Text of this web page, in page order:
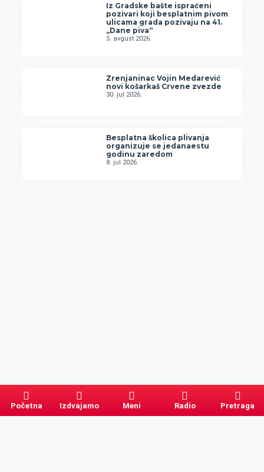
Iz Gradske bašte ispraćeni
pozivari koji besplatnim pivom
ulicama grada pozivaju na 41.
„Dane piva“
5. avgust 2026.
Zrenjaninac Vojin Medarević
novi košarkaš Crvene zvezde
30. jul 2026.
Besplatna školica plivanja
organizuje se jedanaestu
godinu zaredom
8. jul 2026.
Početna Izdvajamo Meni Radio Pretraga